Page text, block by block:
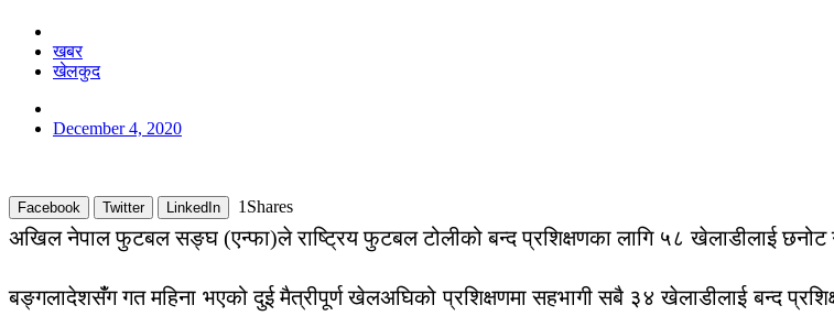
खबर
खेलकुद
December 4, 2020
Facebook Twitter LinkedIn 1 Shares
अखिल नेपाल फुटबल सङ्घ (एन्फा)ले राष्ट्रिय फुटबल टोलीको बन्द प्रशिक्षणका लागि ५८ खेलाडीलाई
बङ्गलादेशसंँग गत महिना भएको दुई मैत्रीपूर्ण खेलअघिको प्रशिक्षणमा सहभागी सबै ३४ खेलाडीलाई बन्द